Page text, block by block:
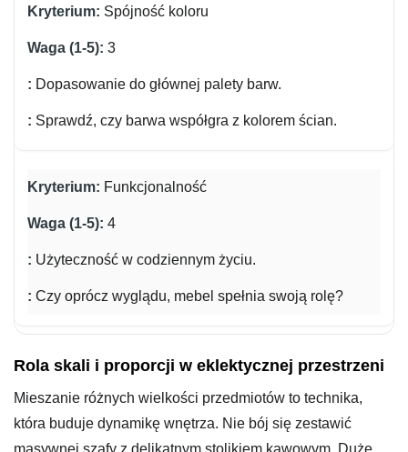
Spójność koloru
3
Dopasowanie do głównej palety barw.
Sprawdź, czy barwa współgra z kolorem ścian.
Funkcjonalność
4
Użyteczność w codziennym życiu.
Czy oprócz wyglądu, mebel spełnia swoją rolę?
Rola skali i proporcji w eklektycznej przestrzeni
Mieszanie różnych wielkości przedmiotów to technika,
która buduje dynamikę wnętrza. Nie bój się zestawić
masywnej szafy z delikatnym stolikiem kawowym. Duże